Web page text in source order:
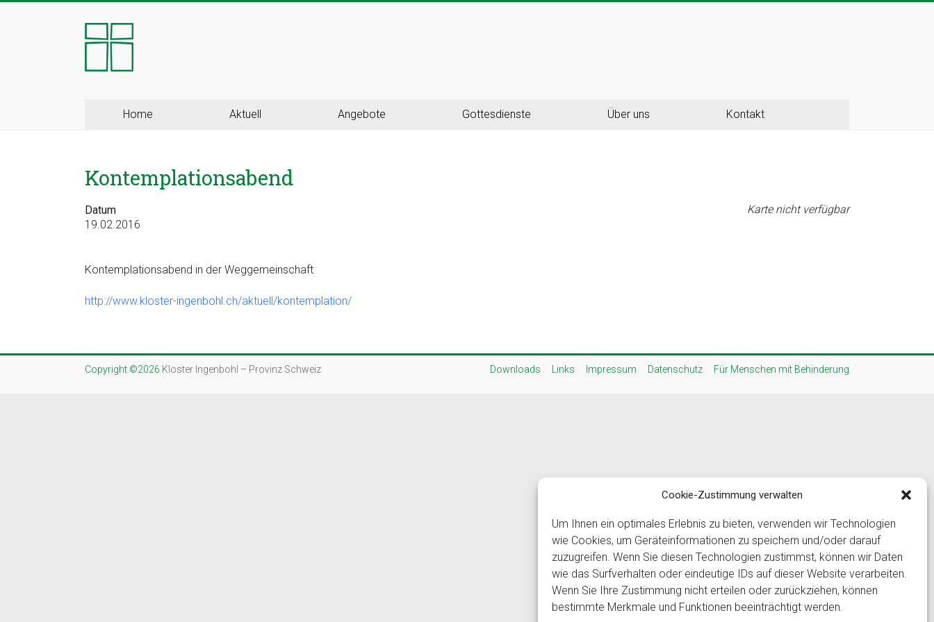
Cookie-Zustimmung verwalten
Um Ihnen ein optimales Erlebnis zu bieten, verwenden wir Technologien
wie Cookies, um Geräteinformationen zu speichern und/oder darauf
zuzugreifen. Wenn Sie diesen Technologien zustimmst, können wir Daten
wie das Surfverhalten oder eindeutige IDs auf dieser Website verarbeiten.
Wenn Sie Ihre Zustimmung nicht erteilen oder zurückziehen, können
bestimmte Merkmale und Funktionen beeinträchtigt werden.
Kloster
Ingenbohl
Provinz
Herzlich
bei
den
Home Aktuell Angebote Gottesdienste Über uns Kontakt
Kontemplationsabend
Karte nicht verfügbar
Datum
19.02.2016
Kontemplationsabend in der Weggemeinschaft
http://www.kloster-ingenbohl.ch/aktuell/kontemplation/
Copyright ©2026 Kloster Ingenbohl – Provinz Schweiz Downloads Links Impressum Datenschutz Für Menschen mit Behinderung